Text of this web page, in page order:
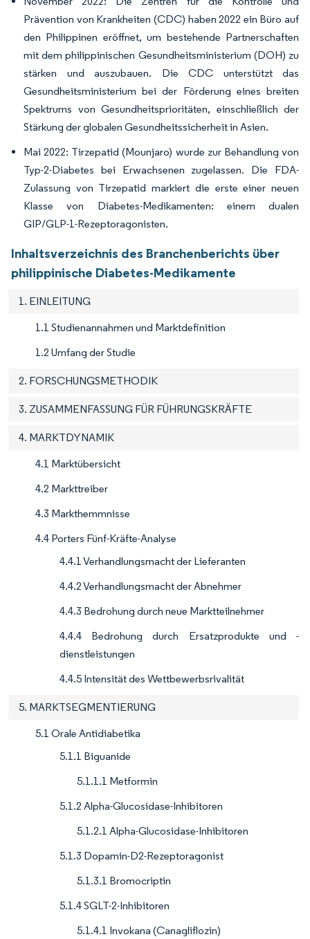
Prävention von Krankheiten (CDC) haben 2022 ein Büro auf
den Philippinen eröffnet, um bestehende Partnerschaften
mit dem philippinischen Gesundheitsministerium (DOH) zu
stärken und auszubauen. Die CDC unterstützt das
Gesundheitsministerium bei der Förderung eines breiten
Spektrums von Gesundheitsprioritäten, einschließlich der
Stärkung der globalen Gesundheitssicherheit in Asien.
Mai 2022: Tirzepatid (Mounjaro) wurde zur Behandlung von
Typ-2-Diabetes bei Erwachsenen zugelassen. Die FDA-
Zulassung von Tirzepatid markiert die erste einer neuen
Klasse von Diabetes-Medikamenten: einem dualen
GIP/GLP-1-Rezeptoragonisten.
Inhaltsverzeichnis des Branchenberichts über
philippinische Diabetes-Medikamente
1. EINLEITUNG
1.1 Studienannahmen und Marktdefinition
1.2 Umfang der Studie
2. FORSCHUNGSMETHODIK
3. ZUSAMMENFASSUNG FÜR FÜHRUNGSKRÄFTE
4. MARKTDYNAMIK
4.1 Marktübersicht
4.2 Markttreiber
4.3 Markthemmnisse
4.4 Porters Fünf-Kräfte-Analyse
4.4.1 Verhandlungsmacht der Lieferanten
4.4.2 Verhandlungsmacht der Abnehmer
4.4.3 Bedrohung durch neue Marktteilnehmer
4.4.4 Bedrohung durch Ersatzprodukte und -
dienstleistungen
4.4.5 Intensität des Wettbewerbsrivalität
5. MARKTSEGMENTIERUNG
5.1 Orale Antidiabetika
5.1.1 Biguanide
5.1.1.1 Metformin
5.1.2 Alpha-Glucosidase-Inhibitoren
5.1.2.1 Alpha-Glucosidase-Inhibitoren
5.1.3 Dopamin-D2-Rezeptoragonist
5.1.3.1 Bromocriptin
5.1.4 SGLT-2-Inhibitoren
5.1.4.1 Invokana (Canagliflozin)